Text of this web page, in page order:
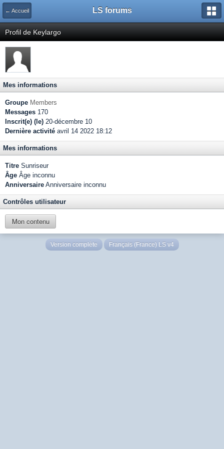
← Accueil LS forums
Profil de Keylargo
Mes informations
Groupe Members
Messages 170
Inscrit(e) (le) 20-décembre 10
Dernière activité avril 14 2022 18:12
Mes informations
Titre Sunriseur
Âge Âge inconnu
Anniversaire Anniversaire inconnu
Contrôles utilisateur
Mon contenu
Version complète Français (France) LS v4